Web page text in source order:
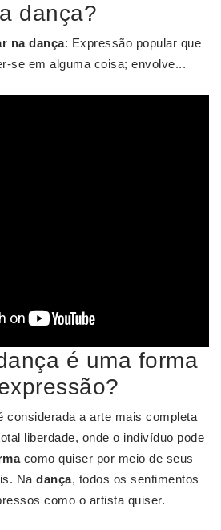
dança?
na dança: Expressão popular que
se em alguma coisa; envolve...
é uma forma
considerada a arte mais completa
liberdade, onde o indivíduo pode
como quiser por meio de seus
Na dança, todos os sentimentos
como o artista quiser.